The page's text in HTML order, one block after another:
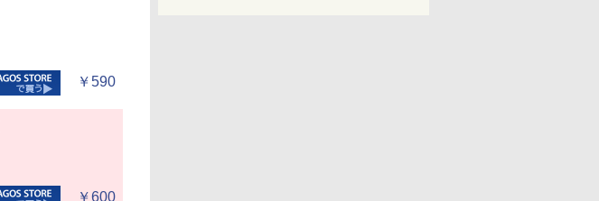
￥590
￥600